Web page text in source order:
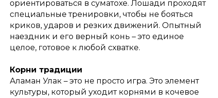
ориентироваться в суматохе. Лошади проходят
специальные тренировки, чтобы не бояться
криков, ударов и резких движений. Опытный
наездник и его верный конь – это единое
целое, готовое к любой схватке.
Корни традиции
Аламан Улак – это не просто игра. Это элемент
культуры, который уходит корнями в кочевое